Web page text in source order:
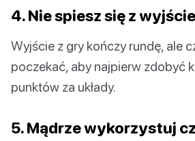
4. Nie spiesz się z
Wyjście z gry kończy rundę, ale
poczekać, aby najpierw zdobyć
punktów za układy.
5. Mądrze wykorzystuj